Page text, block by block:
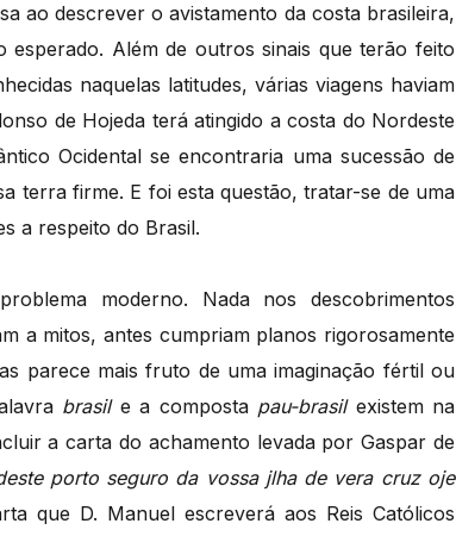
ao descrever o avistamento da costa brasileira,
Além de outros sinais que terão feito
naquelas latitudes, várias viagens haviam
de Hojeda terá atingido a costa do Nordeste
Ocidental se encontraria uma sucessão de
terra firme. E foi esta questão, tratar-se de uma
a respeito do Brasil.
moderno. Nada nos descobrimentos
a mitos, antes cumpriam planos rigorosamente
parece mais fruto de uma imaginação fértil ou
brasile a composta pau-brasilexistem na
a carta do achamento levada por Gaspar de
porto seguro da vossa jlha de vera cruz oje
que D. Manuel escreverá aos Reis Católicos